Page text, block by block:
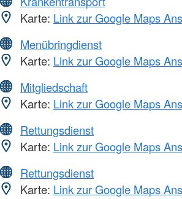
Karte: Link zur Google Maps
Menübringdienst
Karte: Link zur Google Maps
Mitgliedschaft
Karte: Link zur Google Maps
Rettungsdienst
Karte: Link zur Google Maps
Rettungsdienst
Karte: Link zur Google Maps